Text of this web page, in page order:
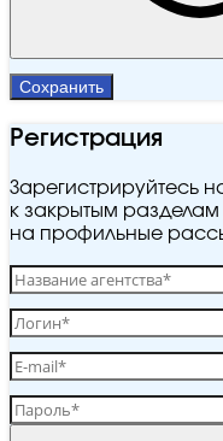
Сохранить
Регистрация
Зарегистрируйтесь
к закрытым разделам
на профильные